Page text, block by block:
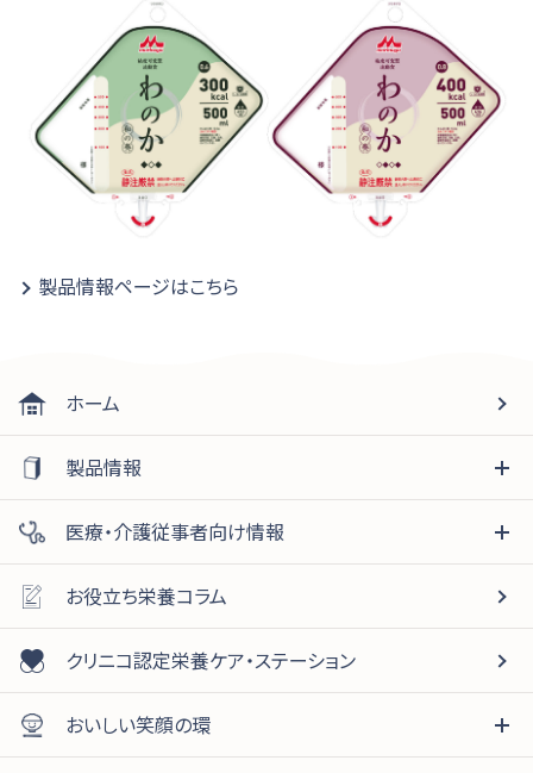
製品情報ページはこちら
ホーム
製品情報
医療・介護従事者向け情報
お役立ち栄養コラム
クリニコ認定栄養ケア・ステーション
おいしい笑顔の環